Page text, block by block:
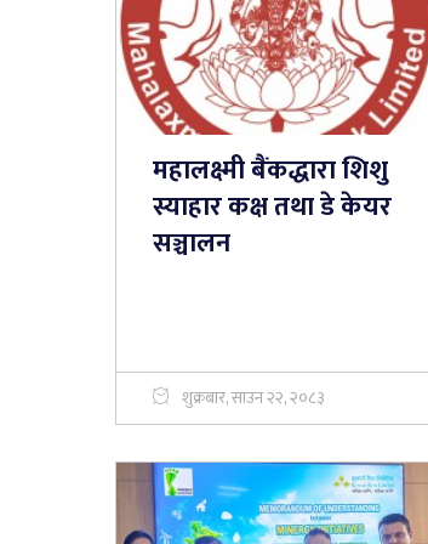
महालक्ष्मी बैंकद्धारा शिशु
स्याहार कक्ष तथा डे केयर
सञ्चालन
शुक्रबार, साउन २२, २०८३